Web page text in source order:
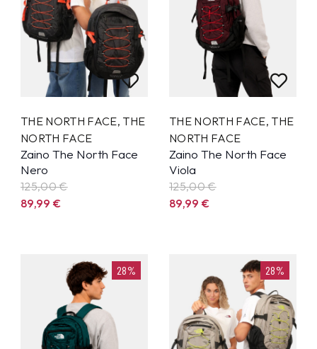
THE NORTH FACE, THE
NORTH FACE
Zaino The North Face
Nero
125,00 €
89,99€
THE NORTH FACE, THE
NORTH FACE
Zaino The North Face
Viola
125,00 €
89,99€
28% 28%